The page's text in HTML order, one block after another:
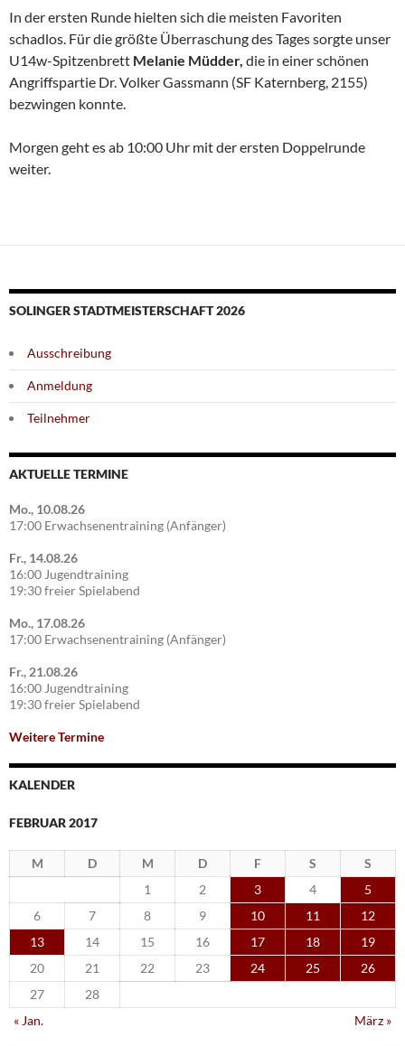
In der ersten Runde hielten sich die meisten Favoriten
schadlos. Für die größte Überraschung des Tages sorgte unser
U14w-Spitzenbrett Melanie Müdder, die in einer schönen
Angriffspartie Dr. Volker Gassmann (SF Katernberg, 2155)
bezwingen konnte.
Morgen geht es ab 10:00 Uhr mit der ersten Doppelrunde
weiter.
SOLINGER STADTMEISTERSCHAFT 2026
Ausschreibung
Anmeldung
Teilnehmer
AKTUELLE TERMINE
Mo., 10.08.26
17:00 Erwachsenentraining (Anfänger)
Fr., 14.08.26
16:00 Jugendtraining
19:30 freier Spielabend
Mo., 17.08.26
17:00 Erwachsenentraining (Anfänger)
Fr., 21.08.26
16:00 Jugendtraining
19:30 freier Spielabend
Weitere Termine
KALENDER
FEBRUAR 2017
M D M D F S
S
1
2 3 4
5
6
7 8 9 10 11
12
13
14 15 16 17 18
19
20
21 22 23 24 25
26
27
28
« Jan.
März »